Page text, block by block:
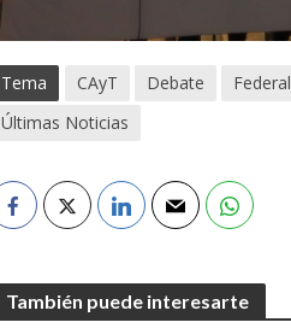
Tema CAyT Debate
Últimas Noticias
También puede interesarte